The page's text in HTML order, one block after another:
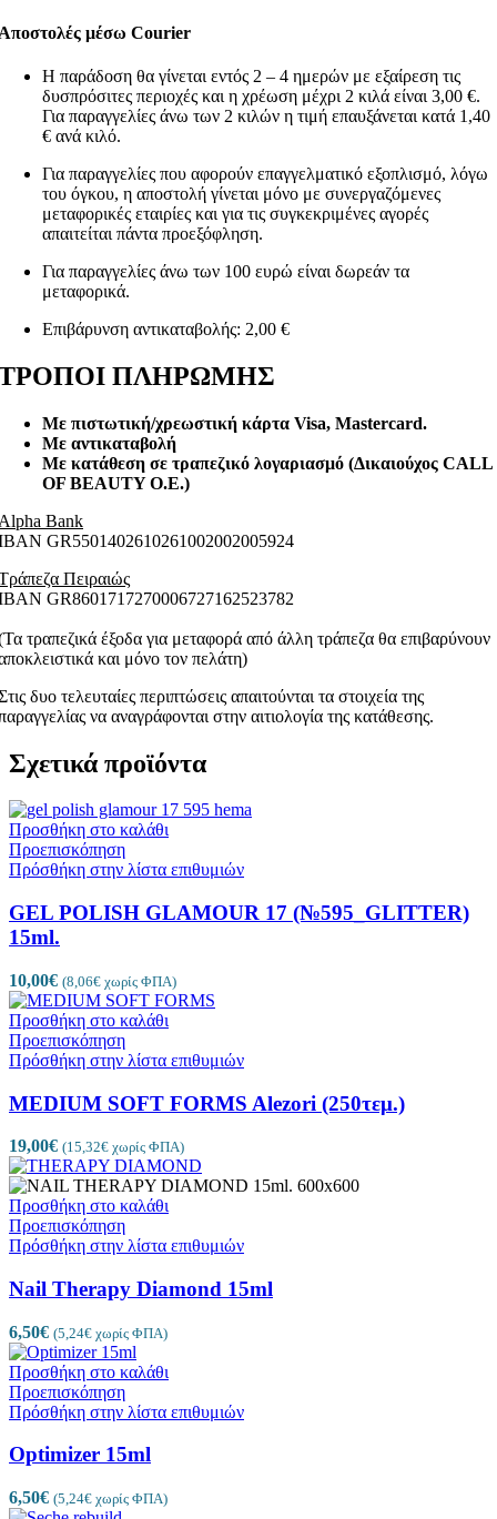
μέσω Courier
Η παράδοση θα γίνεται εντός 2 – 4 ημερών με εξαίρεση τις
δυσπρόσιτες περιοχές και η χρέωση μέχρι 2 κιλά είναι 3,00 €.
Για παραγγελίες άνω των 2 κιλών η τιμή επαυξάνεται κατά 1,40
€ ανά κιλό.
Για παραγγελίες που αφορούν επαγγελματικό εξοπλισμό, λόγω
του όγκου, η αποστολή γίνεται μόνο με συνεργαζόμενες
μεταφορικές εταιρίες και για τις συγκεκριμένες αγορές
απαιτείται πάντα προεξόφληση.
Για παραγγελίες άνω των 100 ευρώ είναι δωρεάν τα
μεταφορικά.
Επιβάρυνση αντικαταβολής: 2,00 €
ΠΛΗΡΩΜΗΣ
Με πιστωτική/χρεωστική κάρτα Visa, Mastercard.
Με αντικαταβολή
Με κατάθεση σε τραπεζικό λογαριασμό (Δικαιούχος CALL
OF BEAUTY O.E.)
Bank
GR5501402610261002002005924
Πειραιώς
GR8601717270006727162523782
τραπεζικά έξοδα για μεταφορά από άλλη τράπεζα θα επιβαρύνουν
και μόνο τον πελάτη)
δυο τελευταίες περιπτώσεις απαιτούνται τα στοιχεία της
να αναγράφονται στην αιτιολογία της κατάθεσης.
Σχετικά προϊόντα
Προσθήκη στο καλάθι
Προεπισκόπηση
Πρόσθήκη στην λίστα επιθυμιών
GEL POLISH GLAMOUR 17 (№595_GLITTER)
15ml.
10,00€ (8,06€ χωρίς ΦΠΑ)
Προσθήκη στο καλάθι
Προεπισκόπηση
Πρόσθήκη στην λίστα επιθυμιών
MEDIUM SOFT FORMS Alezori (250τεμ.)
19,00€ (15,32€ χωρίς ΦΠΑ)
Προσθήκη στο καλάθι
Προεπισκόπηση
Πρόσθήκη στην λίστα επιθυμιών
Nail Therapy Diamond 15ml
6,50€ (5,24€ χωρίς ΦΠΑ)
Προσθήκη στο καλάθι
Προεπισκόπηση
Πρόσθήκη στην λίστα επιθυμιών
Optimizer 15ml
6,50€ (5,24€ χωρίς ΦΠΑ)